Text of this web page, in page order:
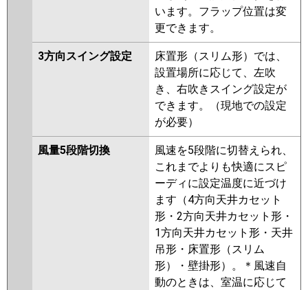
います。フラップ位置は変
更できます。
3方向スイング設定
床置形（スリム形）では、
設置場所に応じて、左吹
き、右吹きスイング設定が
できます。（現地での設定
が必要）
風量5段階切換
風速を5段階に切替えられ、
これまでよりも快適にスピ
ーディに設定温度に近づけ
ます（4方向天井カセット
形・2方向天井カセット形・
1方向天井カセット形・天井
吊形・床置形（スリム
形）・壁掛形）。＊風速自
動のときは、室温に応じて